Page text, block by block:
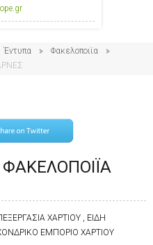
Έντυπα
Φακελοποιϊα
ΦΑΚΕΛΟΠΟΙΪΑ
ΧΑΡΤΙΟΥ , ΕΙΔΗ
ΕΜΠΟΡΙΟ ΧΑΡΤΙΟΥ